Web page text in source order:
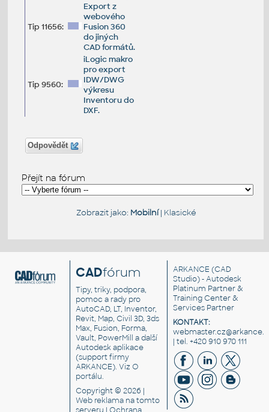
Tip 11656:
Export z
webového
Fusion 360
do jiných
CAD formátů.
Tip 9560:
iLogic makro
pro export
IDW/DWG
výkresu
Inventoru do
DXF.
Odpovědět
Přejít na fórum
Zobrazit jako: Mobilní| Klasické
CADfórum
Tipy, triky, podpora,
pomoc a rady pro
AutoCAD, LT, Inventor,
Revit, Map, Civil 3D, 3ds
Max, Fusion, Forma,
Vault, PowerMill a další
Autodesk aplikace
(support firmy
ARKANCE). VizO
portálu.
Copyright © 2026 |
Web reklama na tomto
serveru |Ochrana
ARKANCE (CAD
Studio) - Autodesk
Platinum Partner &
Training Center &
Services Partner
KONTAKT:
| tel. +420 910 970 111